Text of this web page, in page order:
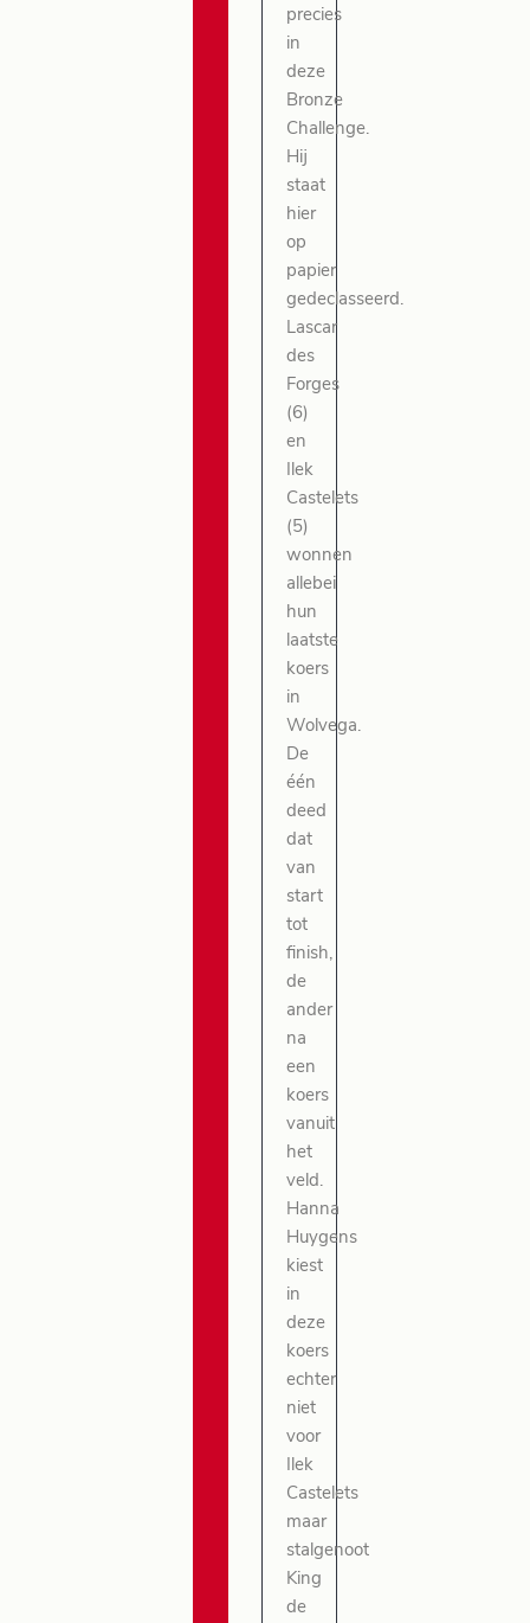
precies
in
deze
Bronze
Challenge.
Hij
staat
hier
op
papier
gedeclasseerd.
Lascar
des
Forges
(6)
en
Ilek
Castelets
(5)
wonnen
allebei
hun
laatste
koers
in
Wolvega.
De
één
deed
dat
van
start
tot
finish,
de
ander
na
een
koers
vanuit
het
veld.
Hanna
Huygens
kiest
in
deze
koers
echter
niet
voor
Ilek
Castelets
maar
stalgenoot
King
de